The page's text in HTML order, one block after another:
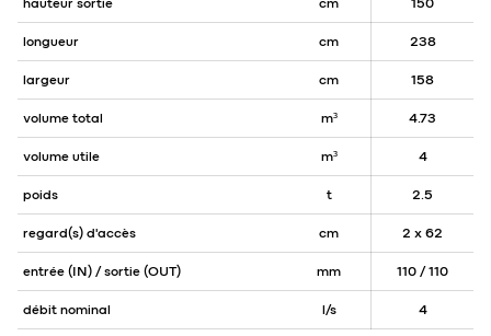
hauteur sortie cm 150
longueur cm 238
largeur cm 158
volume total m³ 4.73
volume utile m³ 4
poids t 2.5
regard(s) d'accès cm 2 x 62
entrée (IN) / sortie (OUT) mm 110 / 110
débit nominal l/s 4